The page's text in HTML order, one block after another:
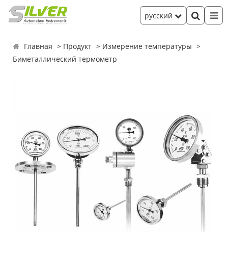
русский
Главная Продукт
Измерение температуры
Биметаллический термометр